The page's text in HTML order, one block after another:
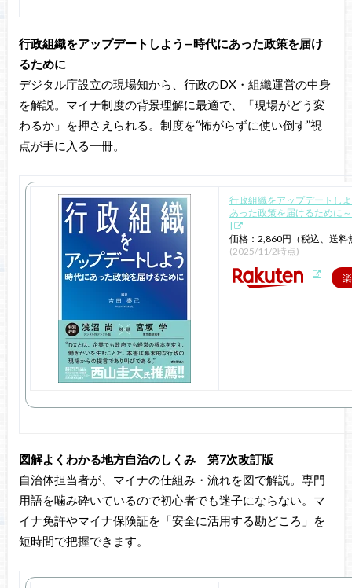
行政組織をアップデートしよう—時代にあった政策を届け
るために
デジタル庁設立の現場知から、行政のDX・組織運営の中身
を解説。マイナ制度の背景理解に最適で、「現場がどう変
わるか」を押さえられる。制度を“怖がらずに使い倒す”視
点が手に入る一冊。
行政組織をアップデートし
あった政策を届けるために
]
価格：2,860円（税込、送料
(2025/11/2時点)
図解よくわかる地方自治のしくみ 第7次改訂版
自治体担当者が、マイナの仕組み・流れを図で解説。専門
用語を噛み砕いているので初心者でも迷子にならない。マ
イナ免許やマイナ保険証を「安全に活用する勘どころ」を
短時間で把握できます。